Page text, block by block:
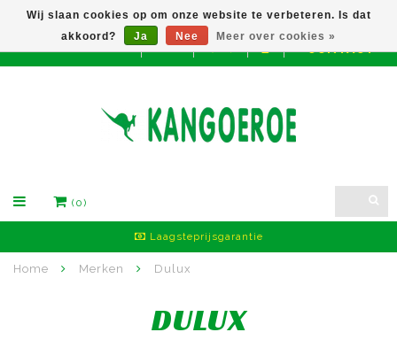
EUR CONTACT
(0)
Laagsteprijsgarantie
Home Merken Dulux
DULUX
Wij slaan cookies op om onze website te verbeteren. Is dat
akkoord?
Ja Nee Meer over cookies »